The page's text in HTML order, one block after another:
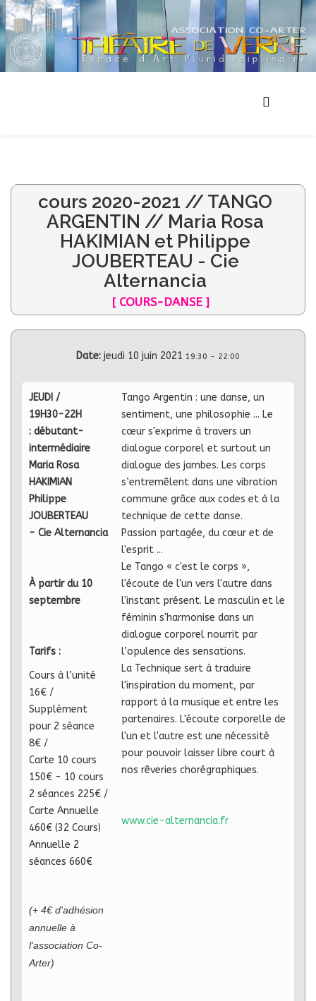
cours 2020-2021 // TANGO
ARGENTIN // Maria Rosa
HAKIMIAN et Philippe
JOUBERTEAU - Cie
Alternancia
[ COURS-DANSE ]
Date: jeudi 10 juin 2021 19:30 - 22:00
JEUDI /
19H30-22H
: débutant-
intermédiaire
Maria Rosa
HAKIMIAN
Philippe
JOUBERTEAU
- Cie Alternancia
À partir du 10
septembre
Tarifs :
Cours à l’unité
16€ /
Supplément
pour 2 séance
8€ /
Carte 10 cours
150€ - 10 cours
2 séances 225€ /
Carte Annuelle
460€ (32 Cours)
Annuelle 2
séances 660€
(+ 4€ d'adhésion
annuelle à
l'association Co-
Arter)
Tango Argentin : une danse, un
sentiment, une philosophie ... Le
cœur s'exprime à travers un
dialogue corporel et surtout un
dialogue des jambes. Les corps
s’entremêlent dans une vibration
commune grâce aux codes et à la
technique de cette danse.
Passion partagée, du cœur et de
l'esprit ...
Le Tango « c'est le corps »,
l'écoute de l'un vers l'autre dans
l'instant présent. Le masculin et le
féminin s'harmonise dans un
dialogue corporel nourrit par
l’opulence des sensations.
La Technique sert à traduire
l'inspiration du moment, par
rapport à la musique et entre les
partenaires. L'écoute corporelle de
l'un et l'autre est une nécessité
pour pouvoir laisser libre court à
nos rêveries chorégraphiques.
www.cie-alternancia.fr